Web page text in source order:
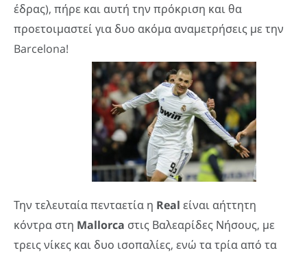
έδρας), πήρε και αυτή την πρόκριση και θα
προετοιμαστεί για δυο ακόμα αναμετρήσεις με την
Barcelona!
Την τελευταία πενταετία η Real είναι αήττητη
κόντρα στη Mallorca στις Βαλεαρίδες Νήσους, με
τρεις νίκες και δυο ισοπαλίες, ενώ τα τρία από τα